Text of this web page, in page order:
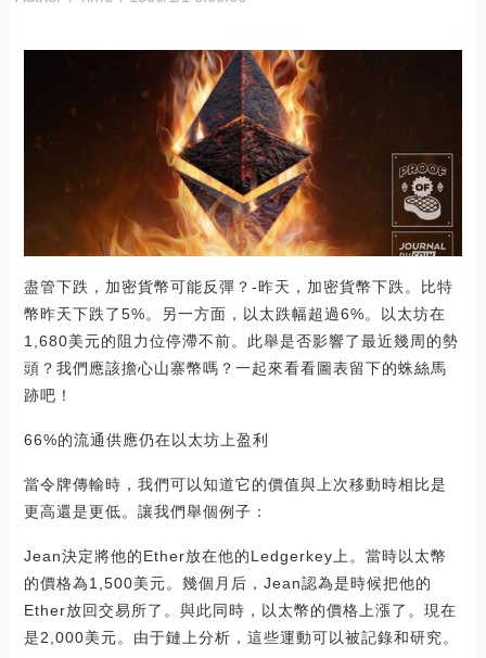
盡管下跌，加密貨幣可能反彈？-昨天，加密貨幣下跌。比特
幣昨天下跌了5%。另一方面，以太跌幅超過6%。以太坊在
1,680美元的阻力位停滯不前。此舉是否影響了最近幾周的勢
頭？我們應該擔心山寨幣嗎？一起來看看圖表留下的蛛絲馬
跡吧！
66%的流通供應仍在以太坊上盈利
當令牌傳輸時，我們可以知道它的價值與上次移動時相比是
更高還是更低。讓我們舉個例子：
Jean決定將他的Ether放在他的Ledgerkey上。當時以太幣
的價格為1,500美元。幾個月后，Jean認為是時候把他的
Ether放回交易所了。與此同時，以太幣的價格上漲了。現在
是2,000美元。由于鏈上分析，這些運動可以被記錄和研究。